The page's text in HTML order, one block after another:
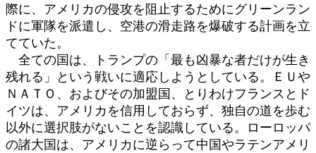
際に、アメリカの侵攻を阻止するためにグリーンラン
ドに軍隊を派遣し、空港の滑走路を爆破する計画を立
てていた。
全ての国は、トランプの「最も凶暴な者だけが生き
残れる」という戦いに適応しようとしている。ＥＵや
ＮＡＴＯ、およびその加盟国、とりわけフランスとド
イツは、アメリカを信用しておらず、独自の道を歩む
以外に選択肢がないことを認識している。ローロッパ
の諸大国は、アメリカに逆らって中国やラテンアメリ